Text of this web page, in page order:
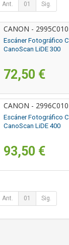
Ant. 01 Sig.
CANON - 2995C010
Escáner Fotográfico
CanoScan LiDE 300
72,50 €
CANON - 2996C010
Escáner Fotográfico
CanoScan LiDE 400
93,50 €
Ant. 01 Sig.